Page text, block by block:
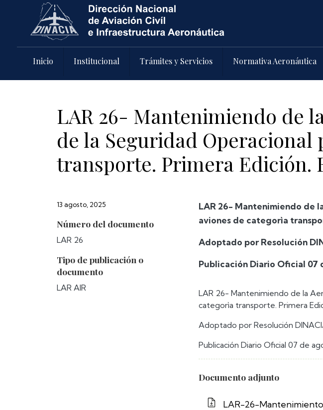
Pasar al contenido principal
Inicio Institucional Trámites y Servicios Normativa Aeronáutica
LAR 26- Mantenimiendo de
de la Seguridad Operacional
transporte. Primera Edición.
13 agosto, 2025
Número del documento
LAR 26
Tipo de publicación o
documento
LAR AIR
LAR 26- Mantenimiendo de
aviones de categorìa
Adoptado por Resolución
Publicación Diario Oficial 07
LAR 26- Mantenimiendo de la
categorìa transporte. Primera
Adoptado por Resolución
Publicación Diario Oficial 07 de
Documento adjunto
LAR-26-